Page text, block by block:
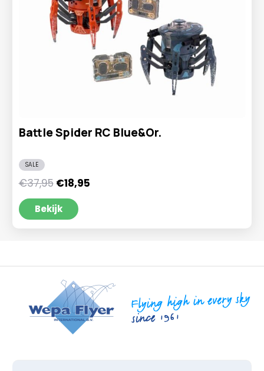
Battle Spider RC Blue&Or.
SALE
€37,95 Oorspronkelijke
prijs
was:
€37,95.
€18,95Huidige
Bekijk